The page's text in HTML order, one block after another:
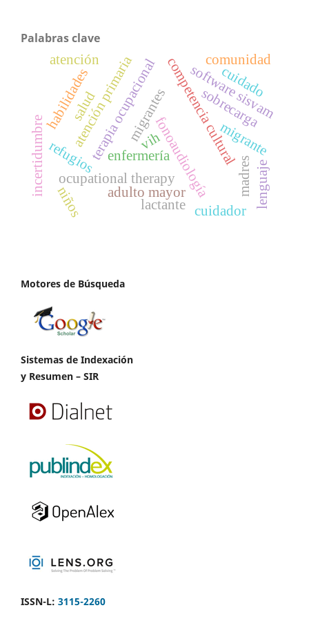
Palabras clave
migrantes
saludterapia ocupacionalfonoaudiología
refugios
atención primaria competencia cultural
ocupational therapy
migrante
adulto mayor
software sisvam
niños
incertidumbre
habilidades
enfermería
comunidad
atención
lactante
madres
cuidador
sobrecarga
cuidado
lenguaje
vih
Motores de Búsqueda
Sistemas de Indexación
y Resumen – SIR
ISSN-L: 3115-2260